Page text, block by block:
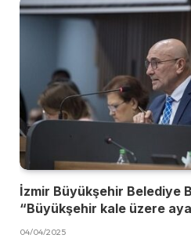
İzmir Büyükşehir Belediye
“Büyükşehir kale üzere
04/04/2025